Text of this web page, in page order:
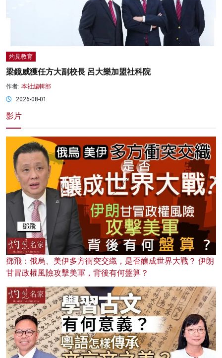
灼見教育
梁鏡威獲任方大副校長 呂大樂加盟社科院
作者: 本社編輯部
2026-08-01
影片
鄧飛：俄烏、美伊多方衝突交織，是否釀成世界大戰？ 伊朗
甘冒政權風險攻擊美軍，背後有何盤算？